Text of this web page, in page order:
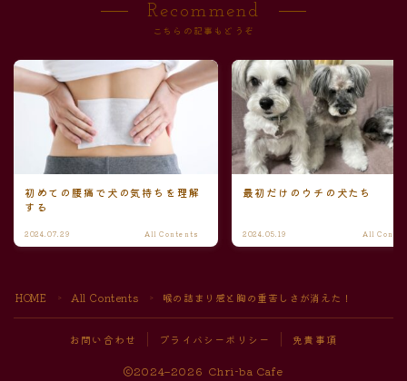
Recommend
こちらの記事もどうぞ
初めての腰痛で犬の気持ちを理解
する
2024.07.29 All Contents
最初だけのウチの犬たち
2024.05.19 All
HOME ＞ All Contents ＞ 喉の詰まり感と胸の重苦しさが消えた！
お問い合わせ プライバシーポリシー 免責事項
2024–2026 Chri-ba Cafe